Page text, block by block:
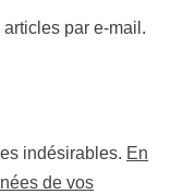
par e-mail.
indésirables. En
de vos